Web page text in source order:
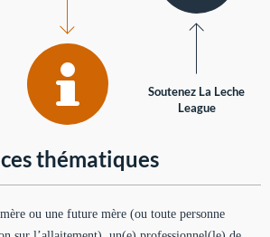
Soutenez La Leche
League
thématiques
ou une future mère (ou toute personne